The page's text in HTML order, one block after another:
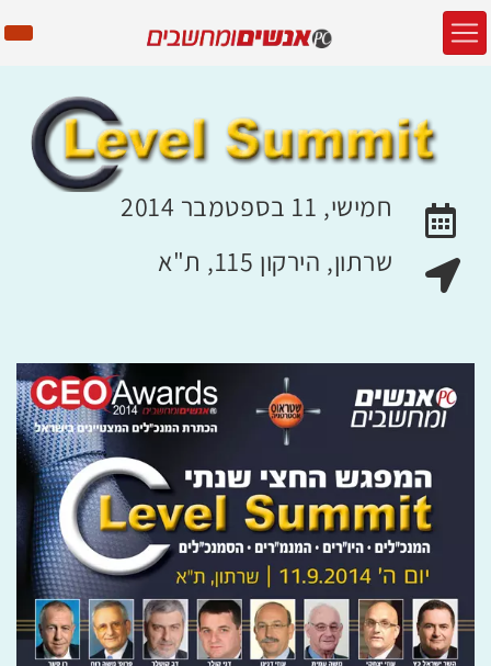
האירוע יתקיים בתאריך
חמישי, 11 בספטמבר 2014
מקום האירוע:
שרתון, הירקון 115, ת"א